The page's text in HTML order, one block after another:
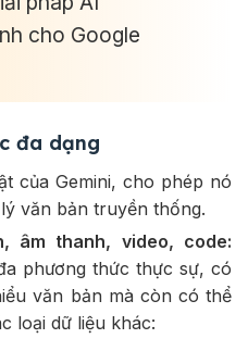
cho Google
đa dạng
của Gemini, cho phép nó
văn bản truyền thống.
âm thanh, video, code:
phương thức thực sự, có
văn bản mà còn có thể
loại dữ liệu khác: